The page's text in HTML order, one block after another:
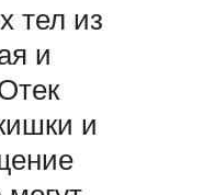
тел из
и
и